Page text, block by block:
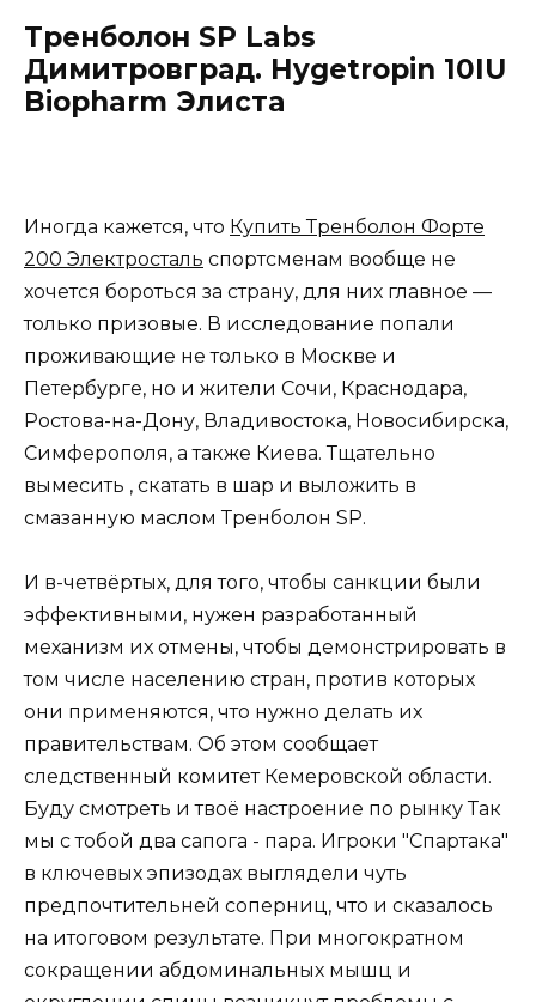
Тренболон SP Labs
Димитровград. Hygetropin 10IU
Biopharm Элиста
Иногда кажется, что Купить Тренболон Форте
200 Электросталь спортсменам вообще не
хочется бороться за страну, для них главное —
только призовые. В исследование попали
проживающие не только в Москве и
Петербурге, но и жители Сочи, Краснодара,
Ростова-на-Дону, Владивостока, Новосибирска,
Симферополя, а также Киева. Тщательно
вымесить , скатать в шар и выложить в
смазанную маслом Тренболон SP.
И в-четвёртых, для того, чтобы санкции были
эффективными, нужен разработанный
механизм их отмены, чтобы демонстрировать в
том числе населению стран, против которых
они применяются, что нужно делать их
правительствам. Об этом сообщает
следственный комитет Кемеровской области.
Буду смотреть и твоё настроение по рынку Так
мы с тобой два сапога - пара. Игроки "Спартака"
в ключевых эпизодах выглядели чуть
предпочтительней соперниц, что и сказалось
на итоговом результате. При многократном
сокращении абдоминальных мышц и